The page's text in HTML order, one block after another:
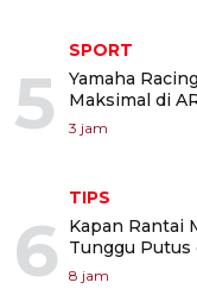
5
SPORT
Yamaha
Maksimal di
3 jam
6
TIPS
Kapan Rantai
Tunggu Putus
8 jam